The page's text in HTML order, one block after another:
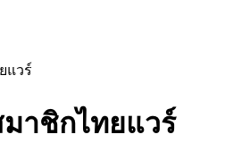
าชิกไทยแวร์